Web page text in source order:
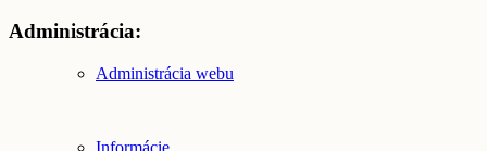
Administrácia:
Administrácia webu
Informácie